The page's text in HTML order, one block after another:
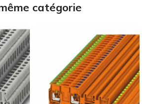
catégorie